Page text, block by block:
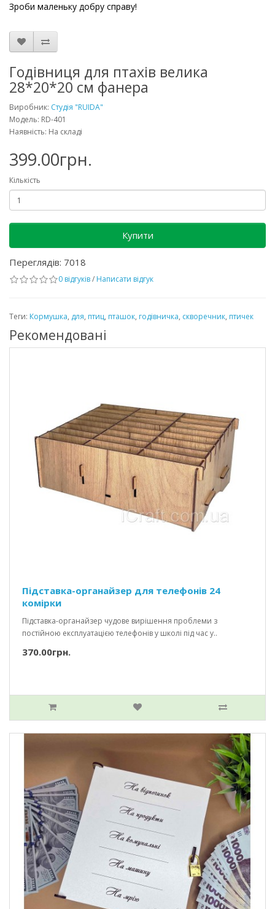
Зроби маленьку добру справу!
Годівниця для птахів велика
28*20*20 см фанера
Виробник: Студія "RUIDA"
Модель: RD-401
Наявність: На складі
399.00грн.
Кількість
Купити
Переглядів: 7018
0 відгуків/ Написати відгук
Теги: Кормушка, для, птиц, пташок, годівничка, скворечник, птичек
Рекомендовані
Підставка-органайзер для телефонів 24
комірки
Підставка-органайзер чудове вирішення проблеми з
постійною експлуатацією телефонів у школі під час у..
370.00грн.